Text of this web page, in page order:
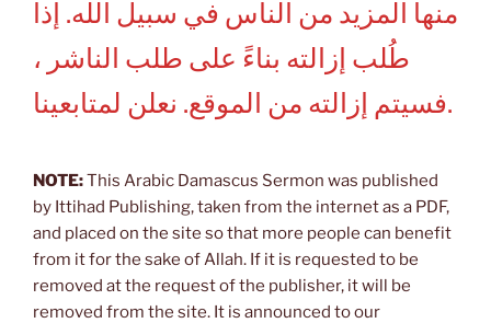
منها المزيد من الناس في سبيل الله. إذا
طُلب إزالته بناءً على طلب الناشر ،
فسيتم إزالته من الموقع. نعلن لمتابعينا.
NOTE:This Arabic Damascus Sermon was published
by Ittihad Publishing, taken from the internet as a PDF,
and placed on the site so that more people can benefit
from it for the sake of Allah. If it is requested to be
removed at the request of the publisher, it will be
removed from the site. It is announced to our